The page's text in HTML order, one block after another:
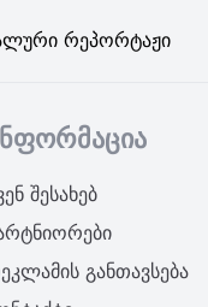
Რეპორტაჟი
შესახებ
განთავსება